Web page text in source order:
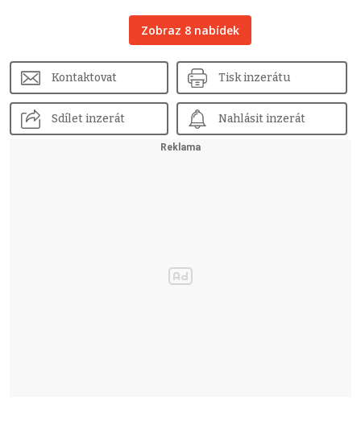
Zobraz 8 nabídek
Kontaktovat Tisk inzerátu
Sdílet inzerát Nahlásit inzerát